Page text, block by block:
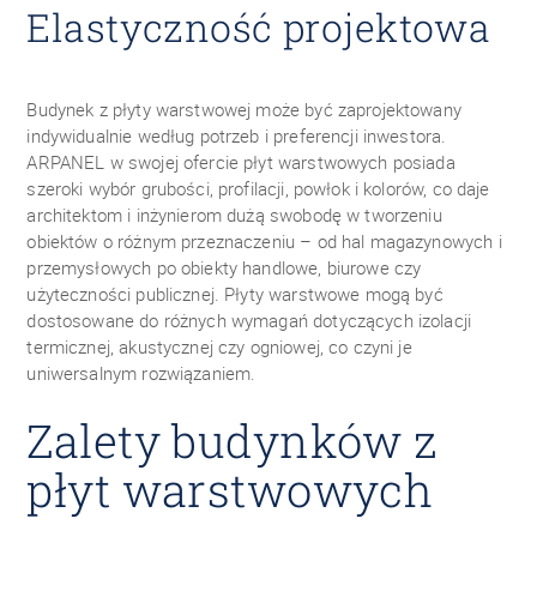
Elastyczność projektowa
Budynek z płyty warstwowej może być zaprojektowany
indywidualnie według potrzeb i preferencji inwestora.
ARPANEL w swojej ofercie płyt warstwowych posiada
szeroki wybór grubości, profilacji, powłok i kolorów, co daje
architektom i inżynierom dużą swobodę w tworzeniu
obiektów o różnym przeznaczeniu – od hal magazynowych i
przemysłowych po obiekty handlowe, biurowe czy
użyteczności publicznej. Płyty warstwowe mogą być
dostosowane do różnych wymagań dotyczących izolacji
termicznej, akustycznej czy ogniowej, co czyni je
uniwersalnym rozwiązaniem.
Zalety budynków z
płyt warstwowych